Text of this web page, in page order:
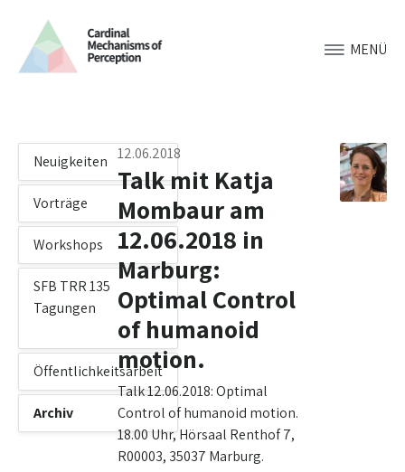
MENÜ
Neuigkeiten
Vorträge
Workshops
SFB TRR 135
Tagungen
Öffentlichkeitsarbeit
Archiv
12.06.2018
Talk mit Katja
Mombaur am
12.06.2018 in
Marburg:
Optimal Control
of humanoid
motion.
Talk 12.06.2018: Optimal
Control of humanoid motion.
18.00 Uhr, Hörsaal Renthof 7,
R00003, 35037 Marburg.